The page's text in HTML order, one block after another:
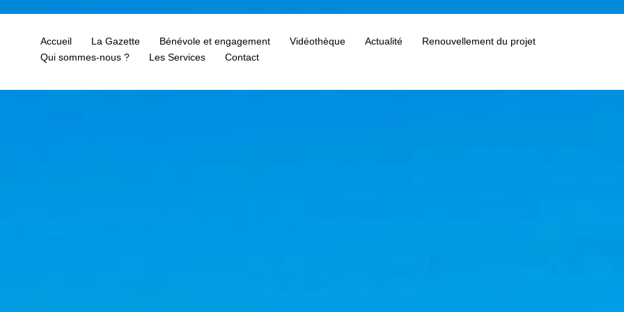
Accueil La Gazette Bénévole et engagement Vidéothèque Actualité
Renouvellement du projet
Qui sommes-nous ?
Les Services Contact